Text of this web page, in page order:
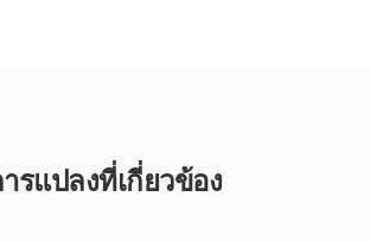
รแปลงที่เกี่ยวข้อง